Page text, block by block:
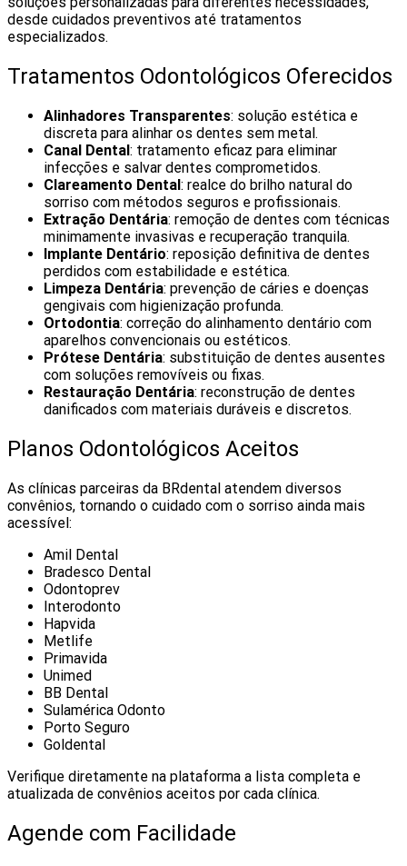
desde cuidados preventivos até tratamentos
especializados.
Tratamentos Odontológicos Oferecidos
Alinhadores Transparentes: solução estética e
discreta para alinhar os dentes sem metal.
Canal Dental : tratamento eficaz para eliminar
infecções e salvar dentes comprometidos.
Clareamento Dental : realce do brilho natural do
sorriso com métodos seguros e profissionais.
Extração Dentária: remoção de dentes com técnicas
minimamente invasivas e recuperação tranquila.
Implante Dentário: reposição definitiva de dentes
perdidos com estabilidade e estética.
Limpeza Dentária: prevenção de cáries e doenças
gengivais com higienização profunda.
Ortodontia: correção do alinhamento dentário com
aparelhos convencionais ou estéticos.
Prótese Dentária: substituição de dentes ausentes
com soluções removíveis ou fixas.
Restauração Dentária: reconstrução de dentes
danificados com materiais duráveis e discretos.
Planos Odontológicos Aceitos
As clínicas parceiras da BRdental atendem diversos
convênios, tornando o cuidado com o sorriso ainda mais
acessível:
Amil Dental
Bradesco Dental
Odontoprev
Interodonto
Hapvida
Metlife
Primavida
Unimed
BB Dental
Sulamérica Odonto
Porto Seguro
Goldental
Verifique diretamente na plataforma a lista completa e
atualizada de convênios aceitos por cada clínica.
Agende com Facilidade